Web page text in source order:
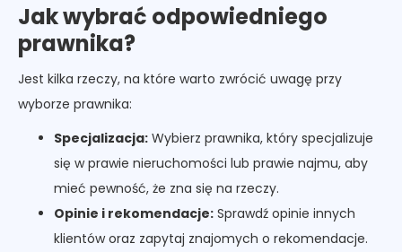
Jak wybrać odpowiedniego
prawnika?
Jest kilka rzeczy, na które warto zwrócić uwagę przy
wyborze prawnika:
Specjalizacja: Wybierz prawnika, który specjalizuje
się w prawie nieruchomości lub prawie najmu, aby
mieć pewność, że zna się na rzeczy.
Opinie i rekomendacje: Sprawdź opinie innych
klientów oraz zapytaj znajomych o rekomendacje.